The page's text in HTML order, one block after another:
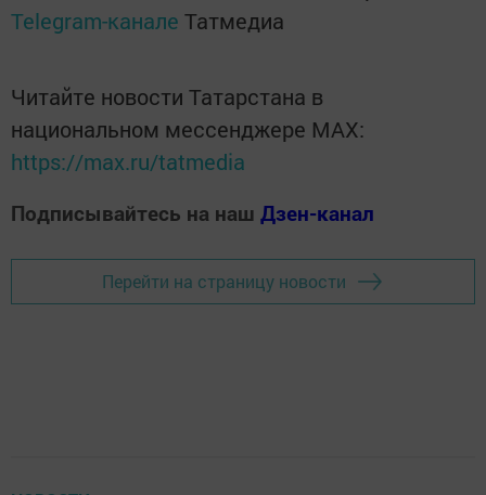
Telegram-канале Татмедиа
Читайте новости Татарстана в
национальном мессенджере MАХ:
https://max.ru/tatmedia
Подписывайтесь на наш Дзен-канал
Перейти на страницу новости